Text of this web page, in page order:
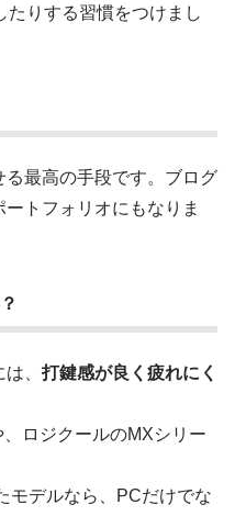
たりする習慣をつけまし
最高の手段です。ブログ
トフォリオにもなりま
、 打鍵感が良く疲れにく
ロジクールのMXシリー
モデルなら、PCだけでな